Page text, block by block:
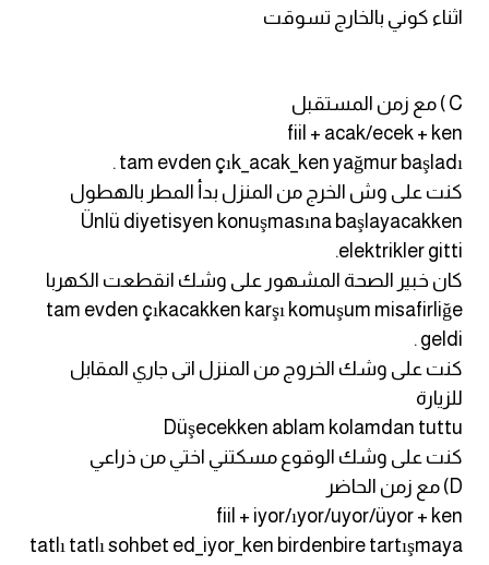
pm
اسماء الكواكب بالانجليزي
كلمات بحرف a
كلمات بحرف b
كلمات بحرف c
كلمات بحرف d
كلمات بحرف e
كلمات بحرف f
اثناء كوني بالخارج تسوقت
C ) مع زمن المستقبل
fiil + acak/ecek + ken
tam evden çık_acak_ken yağmur başladı .
كنت على وش الخرج من المنزل بدأ المطر بالهطول
Ünlü diyetisyen konuşmasına başlayacakken
elektrikler gitti.
كان خبير الصحة المشهور على وشك انقطعت الكهربا
tam evden çıkacakken karşı komuşum misafirliğe
geldi .
كنت على وشك الخروج من المنزل اتى جاري المقابل
للزيارة
Düşecekken ablam kolamdan tuttu
كنت على وشك الوقوع مسكتني اختي من ذراعي
D) مع زمن الحاضر
fiil + iyor/ıyor/uyor/üyor + ken
tatlı tatlı sohbet ed_iyor_ken birdenbire tartışmaya